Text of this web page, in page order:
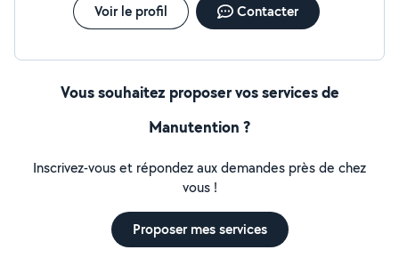
Voir le profil Contacter
Vous souhaitez proposer vos services de
Manutention ?
Inscrivez-vous et répondez aux demandes près de chez
vous !
Proposer mes services